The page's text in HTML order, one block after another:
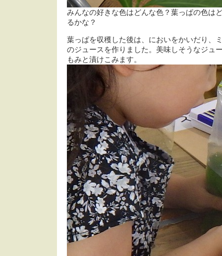
みんなの好きな色はどんな色？葉っぱの色は
るかな？
葉っぱを収穫した後は、においをかいだり、
のジュースを作りました。美味しそうなジュ
もみと漬けこみます。